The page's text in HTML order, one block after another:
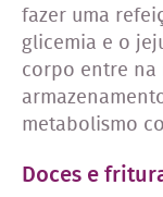
fazer uma
glicemia e o
corpo entre na
metabolismo
Doces e